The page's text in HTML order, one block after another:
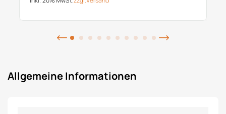
Allgemeine Informationen